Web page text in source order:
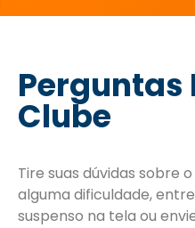
Perguntas
Clube
Tire suas dúvidas sobre
alguma dificuldade,
suspenso na tela ou